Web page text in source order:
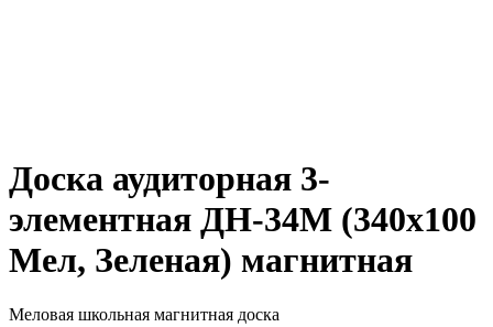
Доска аудиторная 3-
элементная ДН-34М (340х100
Мел, Зеленая) магнитная
Меловая школьная магнитная доска